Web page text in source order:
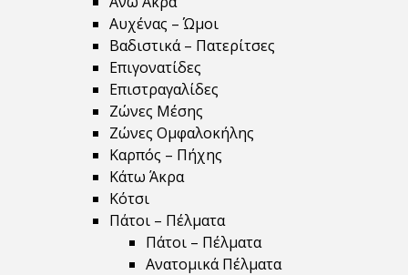
Αυχένας – Ώμοι
Βαδιστικά – Πατερίτσες
Επιγονατίδες
Επιστραγαλίδες
Ζώνες Μέσης
Ζώνες Ομφαλοκήλης
Καρπός – Πήχης
Κάτω Άκρα
Κότσι
Πάτοι – Πέλματα
Πάτοι – Πέλματα
Ανατομικά Πέλματα